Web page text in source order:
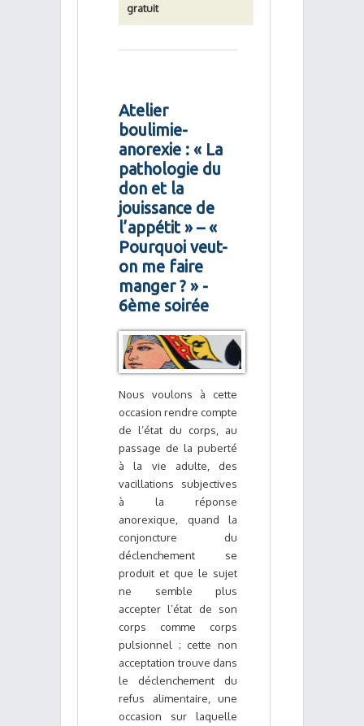
gratuit
Atelier
boulimie-
anorexie : « La
pathologie du
don et la
jouissance de
l’appétit » – «
Pourquoi veut-
on me faire
manger ? » -
6ème soirée
Nous voulons à cette
occasion rendre compte
de l’état du corps, au
passage de la puberté
à la vie adulte, des
vacillations subjectives
à la réponse
anorexique, quand la
conjoncture du
déclenchement se
produit et que le sujet
ne semble plus
accepter l’état de son
corps comme corps
pulsionnel ; cette non
acceptation trouve dans
le déclenchement du
refus alimentaire, une
occasion sur laquelle